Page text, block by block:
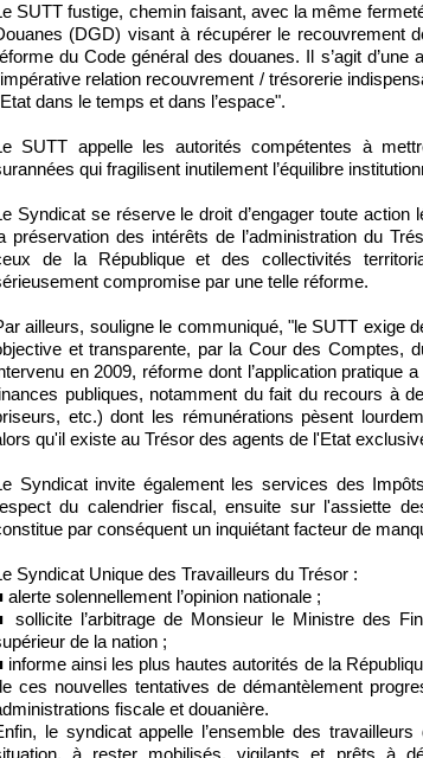
SUTT fustige, chemin faisant, avec la même
(DGD) visant à récupérer le recouvrement
du Code général des douanes. Il s’agit
relation recouvrement / trésorerie
dans le temps et dans l’espace".
SUTT appelle les autorités compétentes à
qui fragilisent inutilement l’équilibre
Syndicat se réserve le droit d’engager toute
préservation des intérêts de l’administration du
de la République et des collectivités
compromise par une telle réforme.
ailleurs, souligne le communiqué, "le SUTT exige
et transparente, par la Cour des Comptes,
en 2009, réforme dont l’application pratique
publiques, notamment du fait du recours à
etc.) dont les rémunérations pèsent
qu'il existe au Trésor des agents de l'Etat
Syndicat invite également les services des
du calendrier fiscal, ensuite sur l'assiette
par conséquent un inquiétant facteur de
Syndicat Unique des Travailleurs du Trésor :
alerte solennellement l’opinion nationale ;
sollicite l’arbitrage de Monsieur le Ministre des
de la nation ;
informe ainsi les plus hautes autorités de la
ces nouvelles tentatives de démantèlement
fiscale et douanière.
le syndicat appelle l’ensemble des